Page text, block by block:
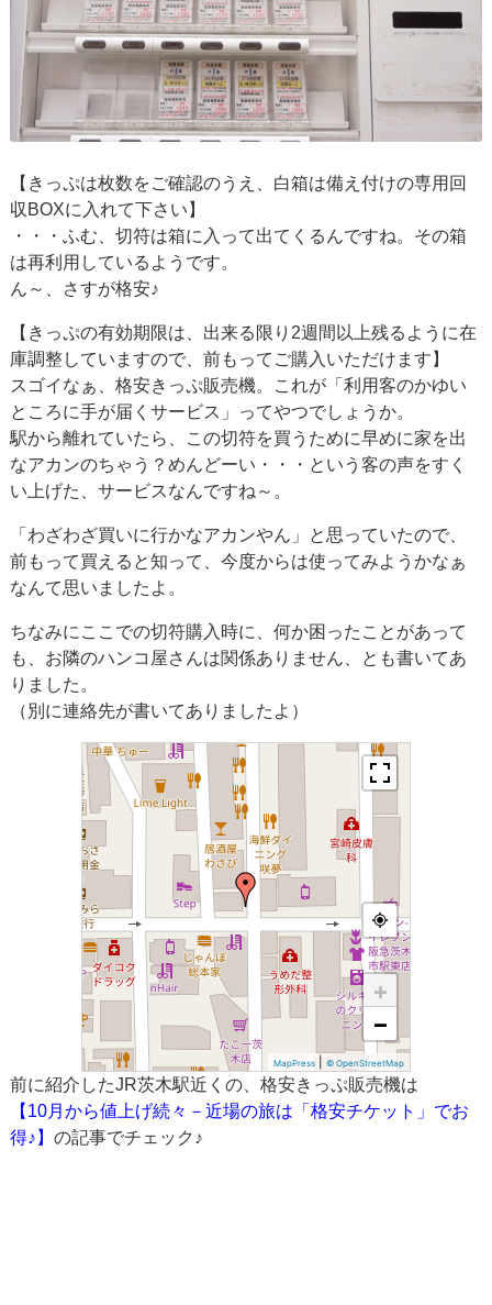
【きっぷは枚数をご確認のうえ、白箱は備え付けの専用回
収BOXに入れて下さい】
・・・ふむ、切符は箱に入って出てくるんですね。その箱
は再利用しているようです。
ん～、さすが格安♪
【きっぷの有効期限は、出来る限り2週間以上残るように在
庫調整していますので、前もってご購入いただけます】
スゴイなぁ、格安きっぷ販売機。これが「利用客のかゆい
ところに手が届くサービス」ってやつでしょうか。
駅から離れていたら、この切符を買うために早めに家を出
なアカンのちゃう？めんどーい・・・という客の声をすく
い上げた、サービスなんですね～。
「わざわざ買いに行かなアカンやん」と思っていたので、
前もって買えると知って、今度からは使ってみようかなぁ
なんて思いましたよ。
ちなみにここでの切符購入時に、何か困ったことがあって
も、お隣のハンコ屋さんは関係ありません、とも書いてあ
りました。
（別に連絡先が書いてありましたよ）
+
−
MapPress| © OpenStreetMap
前に紹介したJR茨木駅近くの、格安きっぷ販売機は
【10月から値上げ続々－近場の旅は「格安チケット」でお
得♪】の記事でチェック♪